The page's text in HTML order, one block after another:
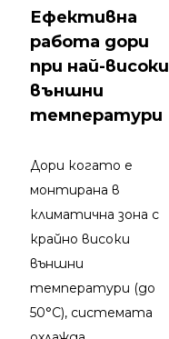
Ефективна
работа дори
при най-високи
външни
температури
Дори когато е
монтирана в
климатична зона с
крайно високи
външни
температури (до
50°C), системата